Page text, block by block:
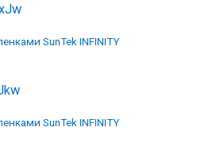
SunTek INFINITY
SunTek INFINITY